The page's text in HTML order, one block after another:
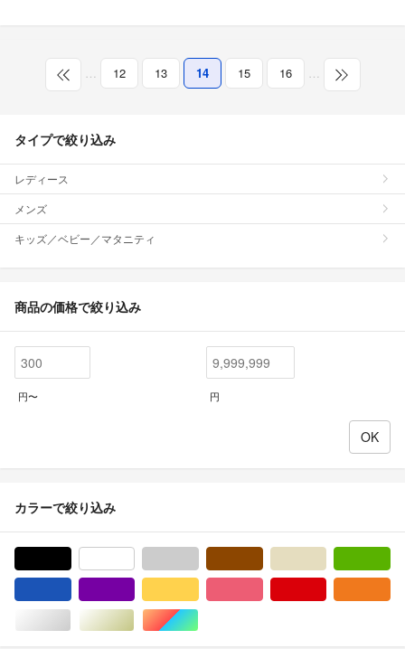
… 12 13 14 15 16 …
タイプで絞り込み
レディース
メンズ
キッズ／ベビー／マタニティ
商品の価格で絞り込み
円〜 円
カラーで絞り込み
シルバー/銀色系ゴールド/金色系マルチカラー